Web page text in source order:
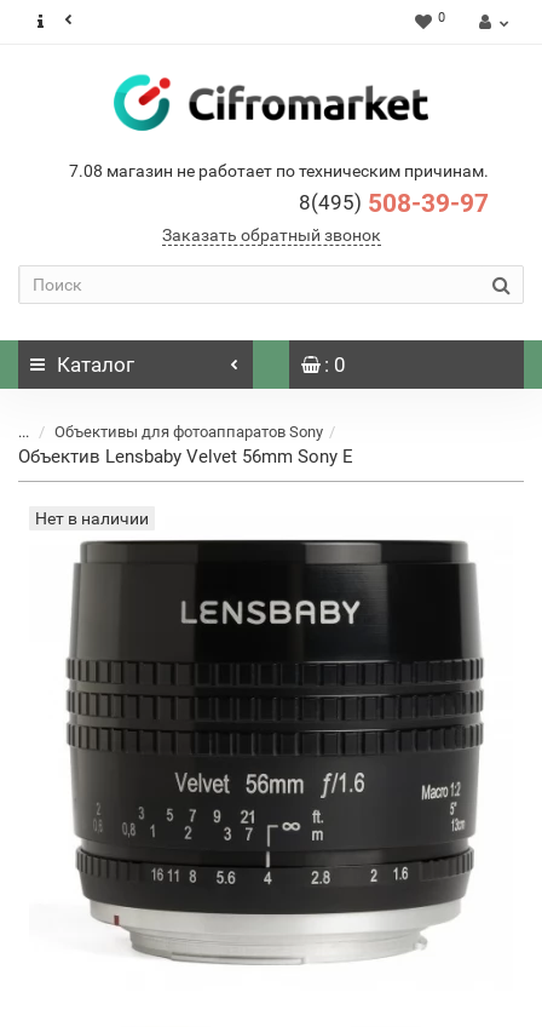
0
7.08 магазин не работает по техническим причинам.
8(495) 508-39-97
Заказать обратный звонок
Каталог : 0
... Объективы для фотоаппаратов Sony
Объектив Lensbaby Velvet 56mm Sony E
Нет в наличии